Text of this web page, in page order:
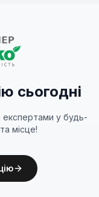
сьогодні
експертами у будь-
місце!